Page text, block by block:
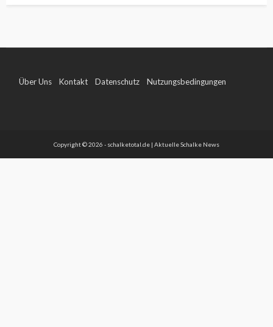
Über Uns Kontakt Datenschutz Nutzungsbedingungen
Copyright © 2026 - schalketotal.de | Aktuelle Schalke News